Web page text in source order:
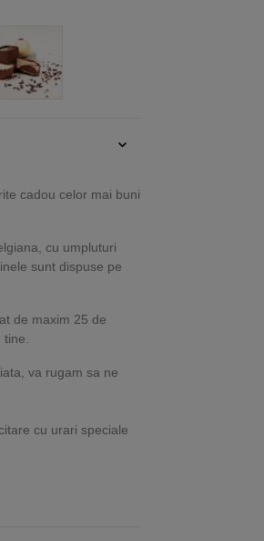
cadou celor mai buni
cu umpluturi
sunt dispuse pe
de maxim 25 de
va rugam sa ne
cu urari speciale